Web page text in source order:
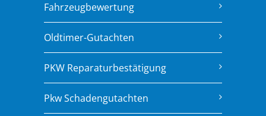
Fahrzeugbewertung
Oldtimer-Gutachten
PKW Reparaturbestätigung
Pkw Schadengutachten